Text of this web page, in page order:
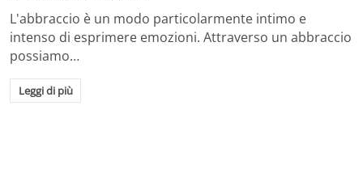
L'abbraccio è un modo particolarmente intimo e
intenso di esprimere emozioni. Attraverso un abbraccio
possiamo…
Leggi di più